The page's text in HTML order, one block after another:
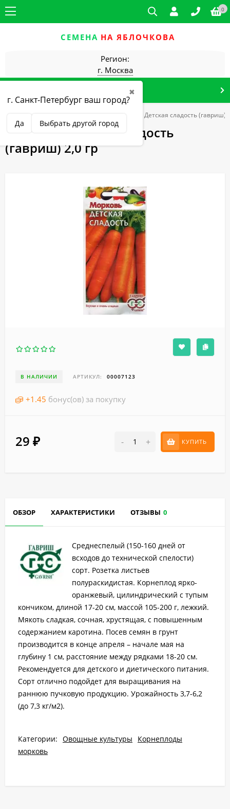
0
СЕМЕНА НА ЯБЛОЧКОВА
Регион:
г. Москва
✖
г. Санкт-Петербург ваш город?
Да Выбрать другой город
Овощные культуры Морковь Детская сладость (гавриш)
Морковь Детская сладость
(гавриш) 2,0 гр
В НАЛИЧИИ АРТИКУЛ: 00007123
+1.45 бонус(ов) за покупку
29 ₽ - + КУПИТЬ
ОБЗОР ХАРАКТЕРИСТИКИ ОТЗЫВЫ 0
Среднеспелый (150-160 дней от
всходов до технической спелости)
сорт. Розетка листьев
полураскидистая. Корнеплод ярко-
оранжевый, цилиндрический с тупым
кончиком, длиной 17-20 см, массой 105-200 г, лежкий.
Мякоть сладкая, сочная, хрустящая, с повышенным
содержанием каротина. Посев семян в грунт
производится в конце апреля – начале мая на
глубину 1 см, расстояние между рядками 18-20 см.
Рекомендуется для детского и диетического питания.
Сорт отлично подойдет для выращивания на
раннюю пучковую продукцию. Урожайность 3,7-6,2
(до 7,3 кг/м2).
Категории: Овощные культуры
Корнеплоды
морковь